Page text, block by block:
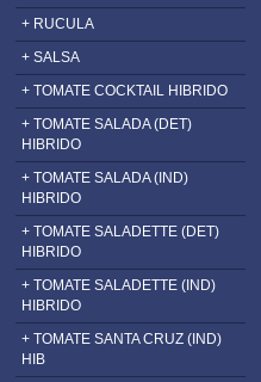
+ RUCULA
+ SALSA
+ TOMATE COCKTAIL HIBRIDO
+ TOMATE SALADA (DET)
HIBRIDO
+ TOMATE SALADA (IND)
HIBRIDO
+ TOMATE SALADETTE (DET)
HIBRIDO
+ TOMATE SALADETTE (IND)
HIBRIDO
+ TOMATE SANTA CRUZ (IND)
HIB